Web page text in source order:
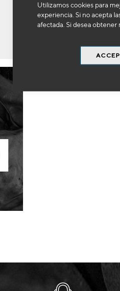
Utilizamos cookies para
experiencia. Si no acepta
afectada. Si desea obtener